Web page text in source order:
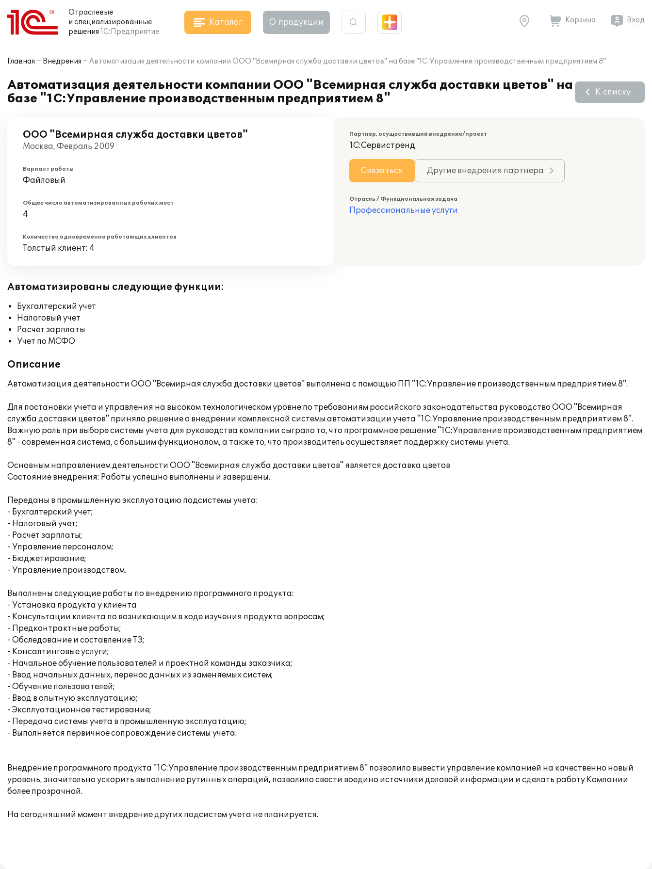
Отраслевые
и специализированные
решения 1С:Предприятие
Каталог О продукции Корзина Вход
Главная Внедрения Автоматизация деятельности компании ООО "Всемирная служба доставки цветов" на базе "1С:Управление производственным предприятием 8"
Автоматизация деятельности компании ООО "Всемирная служба доставки цветов" на
базе "1С:Управление производственным предприятием 8"
К списку
ООО "Всемирная служба доставки цветов"
Москва, Февраль 2009
Вариант работы
Файловый
Общее число автоматизированных рабочих мест
4
Количество одновременно работающих клиентов
Толстый клиент: 4
Партнер, осуществивший внедрение/проект
1С:Сервистренд
Связаться Другие внедрения партнера
Отрасль / Функциональная задача
Профессиональные услуги
Автоматизированы следующие функции:
Бухгалтерский учет
Налоговый учет
Расчет зарплаты
Учет по МСФО
Описание
Автоматизация деятельности ООО "Всемирная служба доставки цветов" выполнена c помощью ПП "1С:Управление производственным предприятием 8".
Для постановки учета и управления на высоком технологическом уровне по требованиям российского законодательства руководство ООО "Всемирная
служба доставки цветов" приняло решение о внедрении комплексной системы автоматизации учета "1С:Управление производственным предприятием 8".
Важную роль при выборе системы учета для руководства компании сыграло то, что программное решение "1С:Управление производственным предприятием
8" - современная система, с большим функционалом, а также то, что производитель осуществляет поддержку системы учета.
Основным направлением деятельности ООО "Всемирная служба доставки цветов" является доставка цветов
Состояние внедрения: Работы успешно выполнены и завершены.
Переданы в промышленную эксплуатацию подсистемы учета:
- Бухгалтерский учет;
- Налоговый учет;
- Расчет зарплаты;
- Управление персоналом;
- Бюджетирование;
- Управление производством.
Выполнены следующие работы по внедрению программного продукта:
- Установка продукта у клиента
- Консультации клиента по возникающим в ходе изучения продукта вопросам;
- Предконтрактные работы;
- Обследование и составление ТЗ;
- Консалтинговые услуги;
- Начальное обучение пользователей и проектной команды заказчика;
- Ввод начальных данных, перенос данных из заменяемых систем;
- Обучение пользователей;
- Ввод в опытную эксплуатацию;
- Эксплуатационное тестирование;
- Передача системы учета в промышленную эксплуатацию;
- Выполняется первичное сопровождение системы учета.
Внедрение программного продукта "1С:Управление производственным предприятием 8" позволило вывести управление компанией на качественно новый
уровень, значительно ускорить выполнение рутинных операций, позволило свести воедино источники деловой информации и сделать работу Компании
более прозрачной.
На сегодняшний момент внедрение других подсистем учета не планируется.